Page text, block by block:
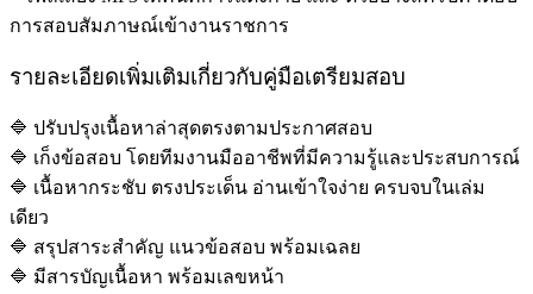
การสอบสัมภาษณ์เข้างานราชการ
รายละเอียดเพิ่มเติมเกี่ยวกับคู่มือเตรียมสอบ
🔷 ปรับปรุงเนื้อหาล่าสุดตรงตามประกาศสอบ
🔷 เก็งข้อสอบ โดยทีมงานมืออาชีพที่มีความรู้และประสบการณ์
🔷 เนื้อหากระชับ ตรงประเด็น อ่านเข้าใจง่าย ครบจบในเล่ม
เดียว
🔷 สรุปสาระสำคัญ แนวข้อสอบ พร้อมเฉลย
🔷 มีสารบัญเนื้อหา พร้อมเลขหน้า